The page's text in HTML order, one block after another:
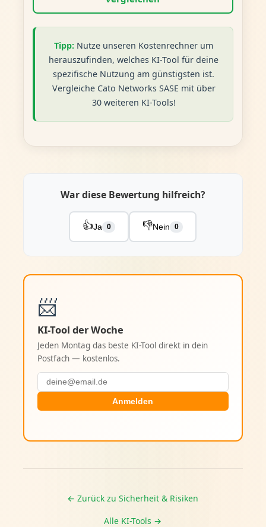
Tipp: Nutze unseren Kostenrechner um
herauszufinden, welches KI-Tool für deine
spezifische Nutzung am günstigsten ist.
Vergleiche Cato Networks SASE mit über
30 weiteren KI-Tools!
War diese Bewertung hilfreich?
👍Ja 0 👎Nein 0
📨
KI-Tool der Woche
Jeden Montag das beste KI-Tool direkt in dein
Postfach — kostenlos.
Anmelden
← Zurück zu Sicherheit & Risiken
Alle KI-Tools →